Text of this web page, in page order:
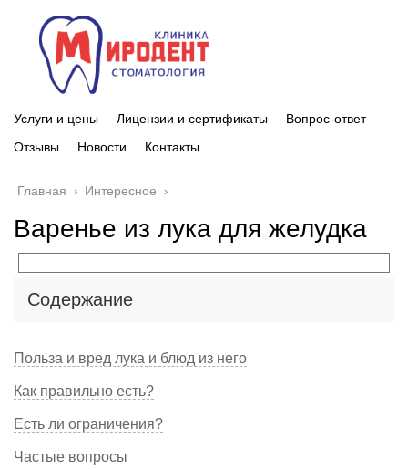
Услуги и цены Лицензии и сертификаты
Вопрос-ответ
Отзывы
Новости Контакты
Главная › Интересное ›
Варенье из лука для желудка
Содержание
Польза и вред лука и блюд из него
Как правильно есть?
Есть ли ограничения?
Частые вопросы